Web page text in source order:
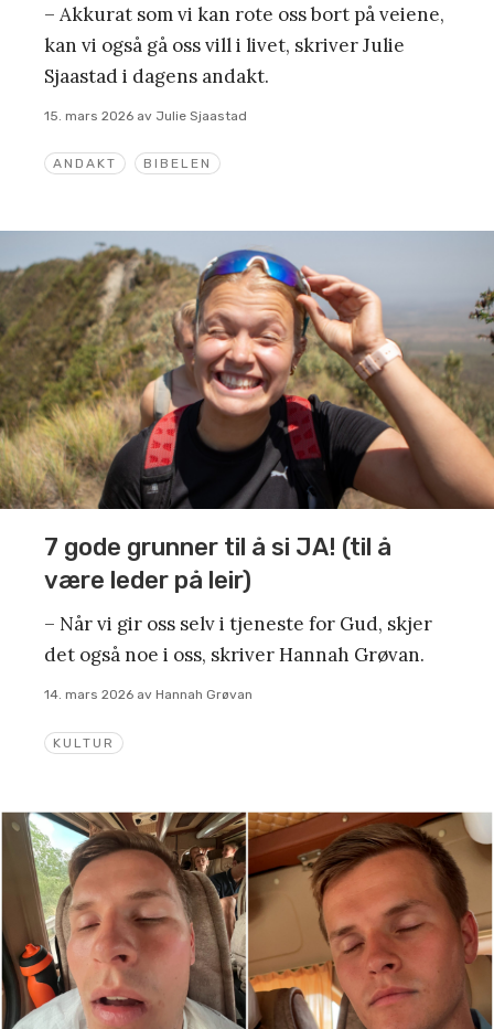
ANDAKT BIBELEN
– Akkurat som vi kan rote oss bort på veiene,
kan vi også gå oss vill i livet, skriver Julie
Sjaastad i dagens andakt.
15. mars 2026 av Julie Sjaastad
KULTUR
7 gode grunner til å si JA! (til å
være leder på leir)
– Når vi gir oss selv i tjeneste for Gud, skjer
det også noe i oss, skriver Hannah Grøvan.
14. mars 2026 av Hannah Grøvan